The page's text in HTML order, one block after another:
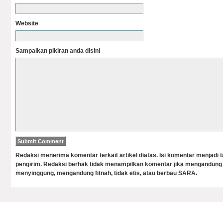
Website
Sampaikan pikiran anda disini
Redaksi menerima komentar terkait artikel diatas. Isi komentar menjadi
pengirim. Redaksi berhak tidak menampilkan komentar jika
menyinggung, mengandung fitnah, tidak etis, atau berbau SARA.